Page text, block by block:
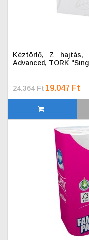
Kéztörlő, Z hajtás,
Advanced, TORK
24.364 Ft 19.047 Ft